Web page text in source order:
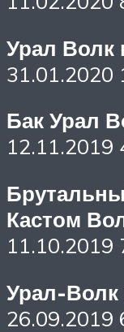
Урал Волк
31.01.2020
Бак Урал
12.11.2019
Кастом
11.10.2019
Урал-Волк
26.09.2019